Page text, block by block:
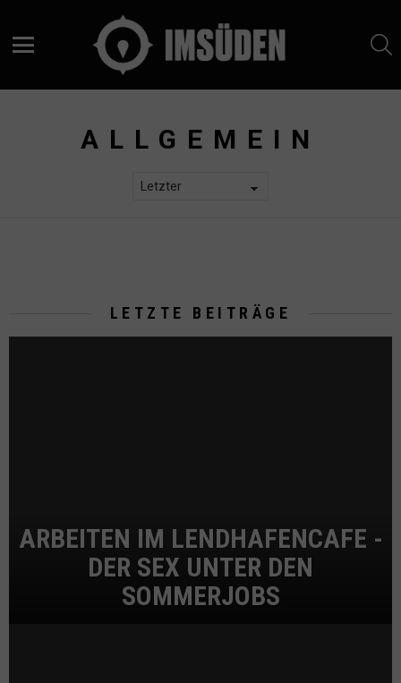
ALLGEMEIN
LETZTE BEITRÄGE
ARBEITEN IM LENDHAFENCAFE -
DER SEX UNTER DEN
SOMMERJOBS